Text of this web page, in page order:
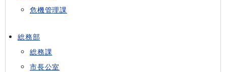
危機管理課
総務部
総務課
市長公室